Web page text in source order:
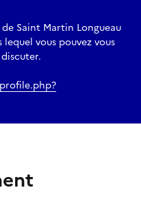
Saint Martin Longueau
vous pouvez vous